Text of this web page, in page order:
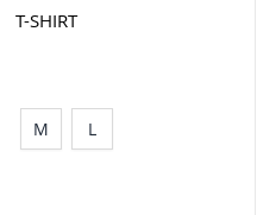
T-SHIRT
M L